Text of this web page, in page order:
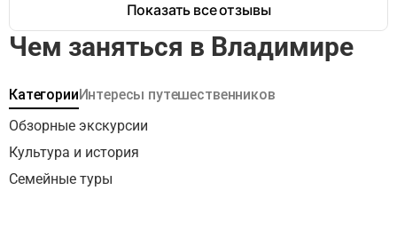
включалась экскурсия. Но для этого ее заранее рекомендуют
скачать, что собственно я и сделала. Довольна очень! Ни от кого
не зависишь, идешь в своем темпе, захотел - присел, захотел -
что-то переслушал по второму разу, а можно и вовсе поставить
Рекомендую на 💯
Показать все отзывы
Чем заняться в Владимире
КатегорииИнтересы путешественников
Обзорные экскурсии
Культура и история
Семейные туры